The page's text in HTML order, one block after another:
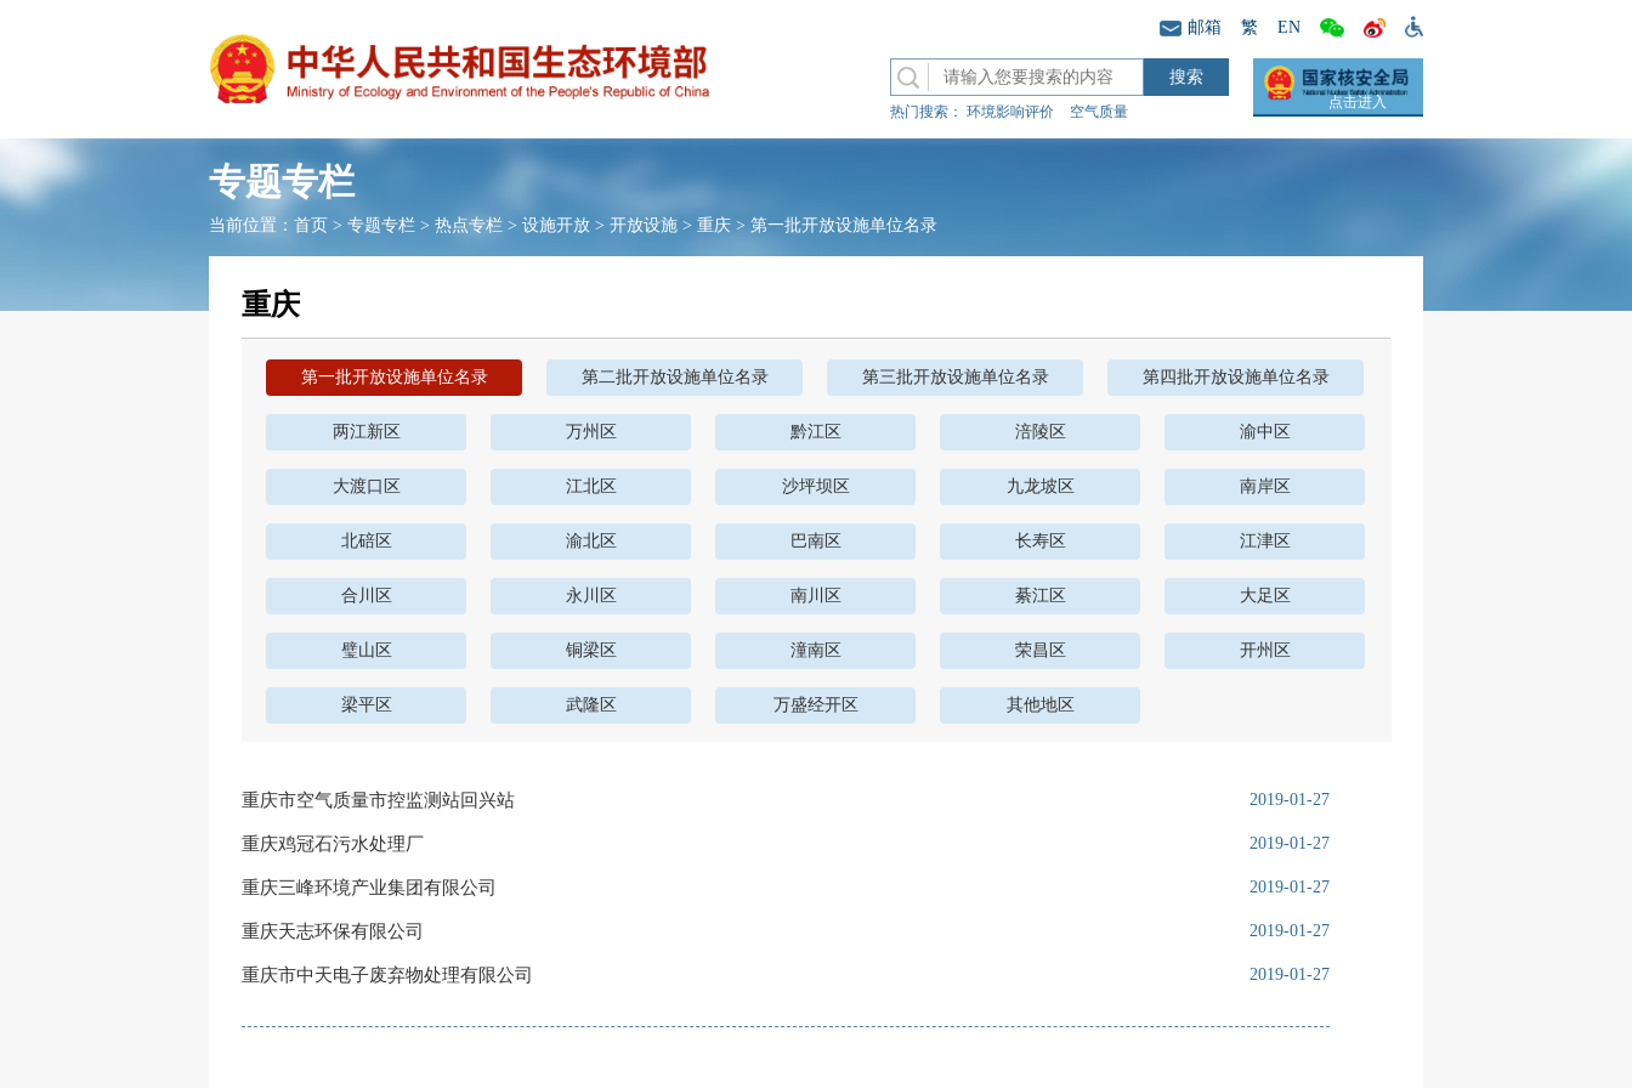
邮箱 繁 EN
热门搜索： 环境影响评价 空气质量
点击进入
专题专栏
当前位置： 首页 > 专题专栏 > 热点专栏 > 设施开放 > 开放设施 > 重庆 > 第一批开放设施单位名录
重庆
第一批开放设施单位名录 第二批开放设施单位名录 第三批开放设施单位名录 第四批开放设施单位名录
两江新区 万州区 黔江区 涪陵区 渝中区
大渡口区 江北区 沙坪坝区 九龙坡区 南岸区
北碚区 渝北区 巴南区 长寿区 江津区
合川区 永川区 南川区 綦江区 大足区
璧山区 铜梁区 潼南区 荣昌区 开州区
梁平区 武隆区 万盛经开区 其他地区
2019-01-27
重庆市空气质量市控监测站回兴站
2019-01-27
重庆鸡冠石污水处理厂
2019-01-27
重庆三峰环境产业集团有限公司
2019-01-27
重庆天志环保有限公司
2019-01-27
重庆市中天电子废弃物处理有限公司